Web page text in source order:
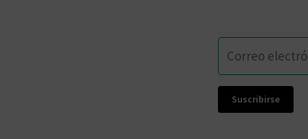
Suscribirse